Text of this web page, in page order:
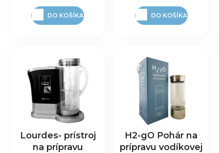
DO KOŠÍKA DO KOŠÍKA
Lourdes- prístroj
na prípravu
H2-gO Pohár na
prípravu vodíkovej